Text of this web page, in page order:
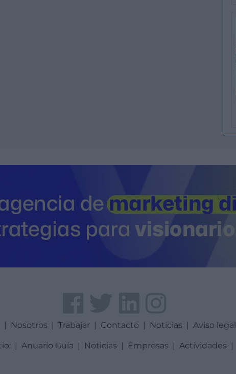
| Nosotros | Trabajar | Contacto | Noticias | Aviso legal
| Anuario Guía | Noticias | Empresas | Actividades |